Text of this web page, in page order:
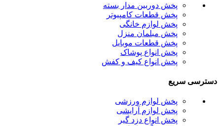
پخش دوربین مدار بسته
پخش قطعات کامپیوتر
پخش لوازم خانگی
پخش مبلمان منزل
پخش قطعات موبایل
پخش انواع پوشاک
پخش انواع کیف و کفش
دسترسی سریع
پخش لوازم ورزشی
پخش لوازم آرایشی
پخش انواع دزد گیر